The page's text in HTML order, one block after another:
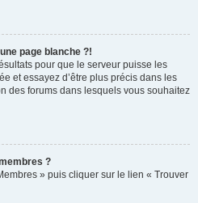
page blanche ?!
pour que le serveur puisse les
et essayez d’être plus précis dans les
des forums dans lesquels vous souhaitez
?
» puis cliquer sur le lien « Trouver